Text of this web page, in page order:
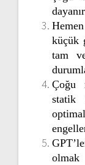
küçük
tam
Çoğu
statik